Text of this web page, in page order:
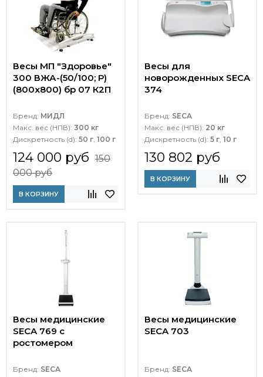
Весы МП "Здоровье"
300 ВЖА-(50/100; Р)
(800х800) бр 07 К2П
Бренд: МИДЛ
Макс. вес (НПВ): 300 кг
Дискретность (d): 50 г, 100 г
124 000 руб 150
000 руб
В КОРЗИНУ
Весы для
новорожденных SECA
374
Бренд: SECA
Макс. вес (НПВ): 20 кг
Дискретность (d): 5 г, 10 г
130 802 руб
В КОРЗИНУ
Весы медицинские
SECA 769 с
ростомером
Бренд: SECA
Весы медицинские
SECA 703
Бренд: SECA